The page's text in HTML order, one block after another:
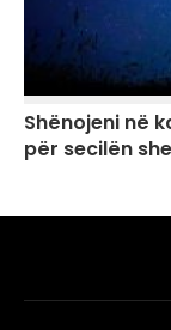
Shënojeni në
për secilën